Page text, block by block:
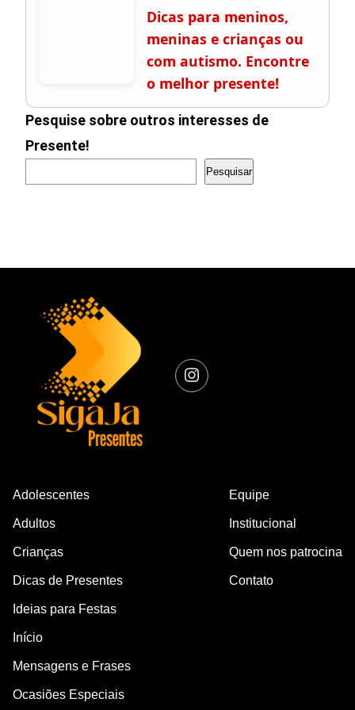
Dicas para meninos,
meninas e crianças ou
com autismo. Encontre
o melhor presente!
Pesquise sobre outros interesses de
Presente!
Pesquisar
Adolescentes
Adultos
Crianças
Dicas de Presentes
Ideias para Festas
Início
Mensagens e Frases
Ocasiões Especiais
Equipe
Institucional
Quem nos patrocina
Contato